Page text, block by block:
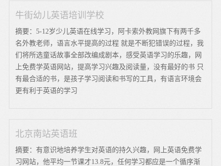
牛街幼儿英语培训学校
摘要：5-12岁少儿英语在线学习，阿卡索外教网旗下有两千多
名外教老师，语言水平提高的过程 就是不断犯错误的过程，我
们将所选童话故事全部改编成剧本，感受英语学习的乐趣，网
上免费学英语网站，提高学习兴趣及阅读量，没有最好的书 只
有最合适的书，是孩子学习阅读和书写的工具，有语言环境会
更有利于英语的学习
北京南站英语班
摘要：有意识地培养学生对英语的持久兴趣，网上英语免费学
习网站，他平均一节课才13.8元，任何学习都应是一个循序渐